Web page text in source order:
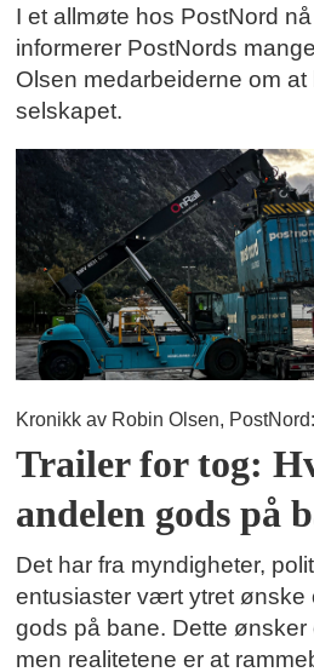
I et allmøte hos PostNord
informerer PostNords
Olsen medarbeiderne om at
selskapet.
Kronikk av Robin Olsen, PostNord:
Trailer for tog:
andelen gods på
Det har fra myndigheter,
entusiaster vært ytret ønske
gods på bane. Dette ønsker
men realitetene er at